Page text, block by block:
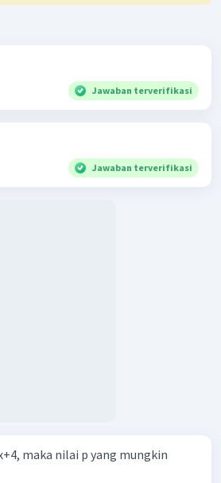
Jawaban terverifikasi
Jawaban terverifikasi
maka nilai p yang mungkin